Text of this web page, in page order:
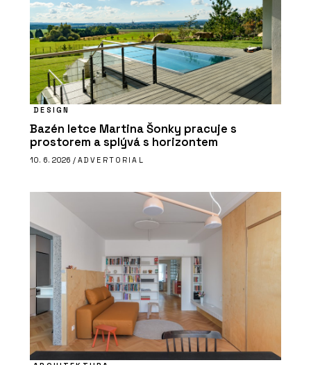
DESIGN
Bazén letce Martina Šonky pracuje s
prostorem a splývá s horizontem
10. 6. 2026 / ADVERTORIAL